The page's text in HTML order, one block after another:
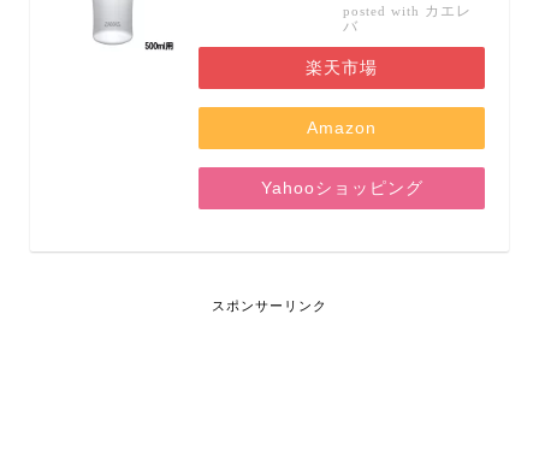
posted with カエレ
バ
楽天市場
Amazon
Yahooショッピング
スポンサーリンク